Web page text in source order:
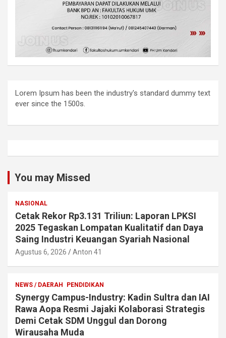
Lorem Ipsum has been the industry's standard dummy text
ever since the 1500s.
You may Missed
NASIONAL
Cetak Rekor Rp3.131 Triliun: Laporan LPKSI
2025 Tegaskan Lompatan Kualitatif dan Daya
Saing Industri Keuangan Syariah Nasional
Agustus 6, 2026 Anton 41
NEWS / DAERAH PENDIDIKAN
Synergy Campus-Industry: Kadin Sultra dan IAI
Rawa Aopa Resmi Jajaki Kolaborasi Strategis
Demi Cetak SDM Unggul dan Dorong
Wirausaha Muda